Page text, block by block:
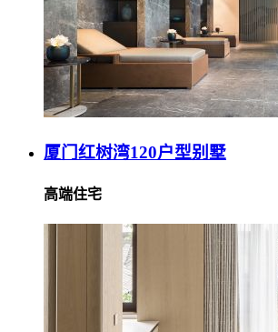
厦门红树湾120户型别墅
高端住宅